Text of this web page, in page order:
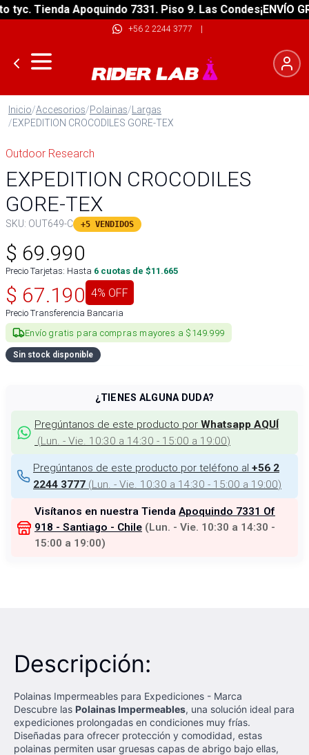
Tienda Apoquindo 7331. Piso 9. Las Condes¡ENVÍO
+56 2 2244 3777 |
Inicio/Accesorios/Polainas/Largas
/EXPEDITION CROCODILES GORE-TEX
Outdoor Research
EXPEDITION CROCODILES
GORE-TEX
SKU: OUT649-C +5 VENDIDOS
$ 69.990
Precio Tarjetas: Hasta 6 cuotas de $11.665
$ 67.190 4% OFF
Precio Transferencia Bancaria
Envío gratis para compras mayores a $149.999
Sin stock disponible
¿TIENES ALGUNA DUDA?
Pregúntanos de este producto por Whatsapp AQUÍ
(Lun. - Vie. 10:30 a 14:30 - 15:00 a 19:00)
Pregúntanos de este producto por teléfono al +56 2
2244 3777 (Lun. - Vie. 10:30 a 14:30 - 15:00 a 19:00)
Visítanos en nuestra Tienda Apoquindo 7331 Of
918 - Santiago - Chile (Lun. - Vie. 10:30 a 14:30 -
15:00 a 19:00)
Descripción:
Polainas Impermeables para Expediciones - Marca
Descubre las Polainas Impermeables, una solución ideal para
expediciones prolongadas en condiciones muy frías.
Diseñadas para ofrecer protección y comodidad, estas
polainas permiten usar gruesas capas de abrigo bajo ellas,